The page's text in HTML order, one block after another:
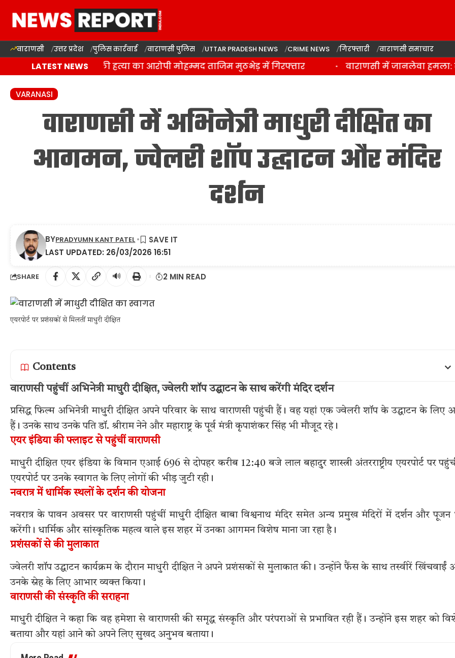
वाराणसी उत्तर प्रदेश पुलिस कार्रवाई वाराणसी पुलिस UTTAR PRADESH NEWS CRIME NEWS गिरफ्तारी वाराणसी समाचार
LATEST NEWS
वाराणसी: रवि चौहान की हत्या का आरोपी मोहम्मद ताजिम मुठभेड़ में गिरफ्तार वाराणसी में जानलेवा हमला:
VARANASI
वाराणसी में अभिनेत्री माधुरी दीक्षित का
आगमन, ज्वेलरी शॉप उद्घाटन और मंदिर
दर्शन
LAST UPDATED: 26/03/2026 16:51
BYPRADYUMN KANT PATEL
SHARE 🔊 2 MIN READ
एयरपोर्ट पर प्रशंसकों से मिलतीं माधुरी दीक्षित
Contents
वाराणसी पहुंचीं अभिनेत्री माधुरी दीक्षित, ज्वेलरी शॉप उद्घाटन के साथ करेंगी मंदिर दर्शन
प्रसिद्ध फिल्म अभिनेत्री माधुरी दीक्षित अपने परिवार के साथ वाराणसी पहुंची हैं। वह यहां एक ज्वेलरी शॉप के उद्घाटन के लिए
हैं। उनके साथ उनके पति डॉ. श्रीराम नेने और महाराष्ट्र के पूर्व मंत्री कृपाशंकर सिंह भी मौजूद रहे।
एयर इंडिया की फ्लाइट से पहुंचीं वाराणसी
माधुरी दीक्षित एयर इंडिया के विमान एआई 696 से दोपहर करीब 12:40 बजे लाल बहादुर शास्त्री अंतरराष्ट्रीय एयरपोर्ट पर
एयरपोर्ट पर उनके स्वागत के लिए लोगों की भीड़ जुटी रही।
नवरात्र में धार्मिक स्थलों के दर्शन की योजना
नवरात्र के पावन अवसर पर वाराणसी पहुंचीं माधुरी दीक्षित बाबा विश्वनाथ मंदिर समेत अन्य प्रमुख मंदिरों में दर्शन और पूजन
करेंगी। धार्मिक और सांस्कृतिक महत्व वाले इस शहर में उनका आगमन विशेष माना जा रहा है।
प्रशंसकों से की मुलाकात
ज्वेलरी शॉप उद्घाटन कार्यक्रम के दौरान माधुरी दीक्षित ने अपने प्रशंसकों से मुलाकात की। उन्होंने फैंस के साथ तस्वीरें खिंचवाईं
उनके स्नेह के लिए आभार व्यक्त किया।
वाराणसी की संस्कृति की सराहना
माधुरी दीक्षित ने कहा कि वह हमेशा से वाराणसी की समृद्ध संस्कृति और परंपराओं से प्रभावित रही हैं। उन्होंने इस शहर को
बताया और यहां आने को अपने लिए सुखद अनुभव बताया।